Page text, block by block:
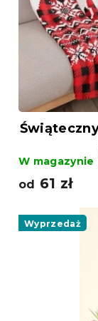
W magazynie
od 61 zł
Wyprzedaż